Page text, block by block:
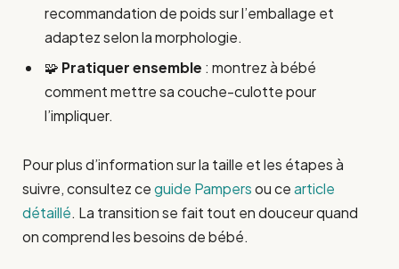
recommandation de poids sur l’emballage et
adaptez selon la morphologie.
🧩 Pratiquer ensemble : montrez à bébé
comment mettre sa couche-culotte pour
l’impliquer.
Pour plus d’information sur la taille et les étapes à
suivre, consultez ceguide Pampersou cearticle
détaillé. La transition se fait tout en douceur quand
on comprend les besoins de bébé.